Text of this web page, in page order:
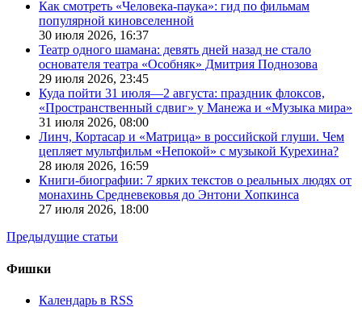
Как смотреть «Человека-паука»: гид по фильмам
популярной киновселенной
30 июля 2026, 16:37
Театр одного шамана: девять дней назад не стало
основателя театра «Особняк» Дмитрия Поднозова
29 июля 2026, 23:45
Куда пойти 31 июля—2 августа: праздник флоксов,
«Пространственный сдвиг» у Манежа и «Музыка мира»
31 июля 2026, 08:00
Линч, Кортасар и «Матрица» в российской глуши. Чем
цепляет мультфильм «Непокой» с музыкой Курехина?
28 июля 2026, 16:59
Книги-биографии: 7 ярких текстов о реальных людях от
монахинь Средневековья до Энтони Хопкинса
27 июля 2026, 18:00
Предыдущие статьи
Фишки
Календарь в RSS